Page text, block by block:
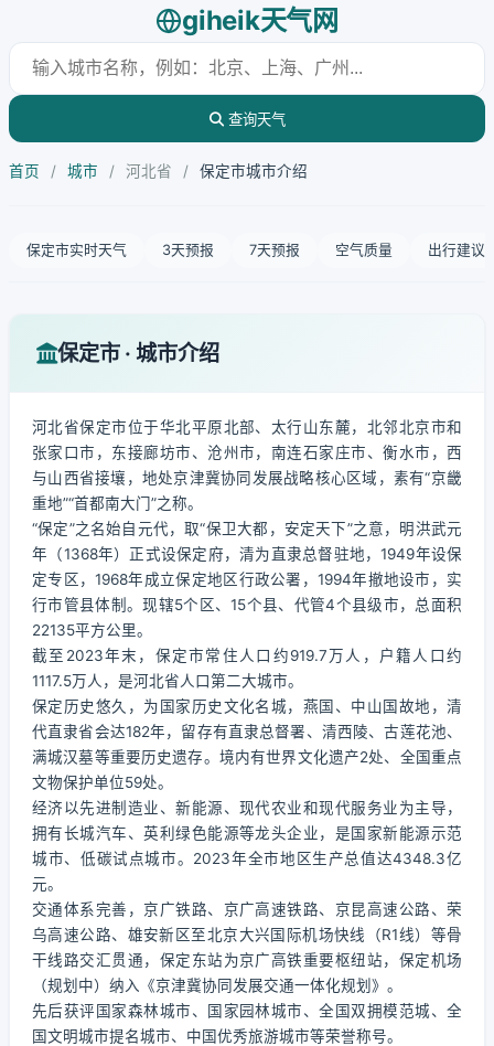
giheik天气网
查询天气
首页 / 城市 / 河北省 / 保定市城市介绍
保定市实时天气 3天预报 7天预报 空气质量 出行建议
保定市 · 城市介绍
河北省保定市位于华北平原北部、太行山东麓，北邻北京市和
张家口市，东接廊坊市、沧州市，南连石家庄市、衡水市，西
与山西省接壤，地处京津冀协同发展战略核心区域，素有“京畿
重地”“首都南大门”之称。
“保定”之名始自元代，取“保卫大都，安定天下”之意，明洪武元
年（1368年）正式设保定府，清为直隶总督驻地，1949年设保
定专区，1968年成立保定地区行政公署，1994年撤地设市，实
行市管县体制。现辖5个区、15个县、代管4个县级市，总面积
22135平方公里。
截至2023年末，保定市常住人口约919.7万人，户籍人口约
1117.5万人，是河北省人口第二大城市。
保定历史悠久，为国家历史文化名城，燕国、中山国故地，清
代直隶省会达182年，留存有直隶总督署、清西陵、古莲花池、
满城汉墓等重要历史遗存。境内有世界文化遗产2处、全国重点
文物保护单位59处。
经济以先进制造业、新能源、现代农业和现代服务业为主导，
拥有长城汽车、英利绿色能源等龙头企业，是国家新能源示范
城市、低碳试点城市。2023年全市地区生产总值达4348.3亿
元。
交通体系完善，京广铁路、京广高速铁路、京昆高速公路、荣
乌高速公路、雄安新区至北京大兴国际机场快线（R1线）等骨
干线路交汇贯通，保定东站为京广高铁重要枢纽站，保定机场
（规划中）纳入《京津冀协同发展交通一体化规划》。
先后获评国家森林城市、国家园林城市、全国双拥模范城、全
国文明城市提名城市、中国优秀旅游城市等荣誉称号。